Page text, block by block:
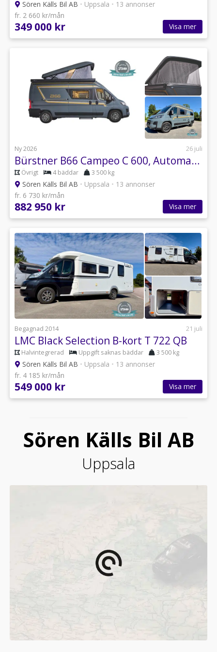
Sören Källs Bil AB • Uppsala • 13 annonser
fr. 2 660 kr/mån
349 000 kr Visa mer
Ny 2026 26 juli
Bürstner B66 Campeo C 600, Automat Pop Up
Övrigt 4 bäddar 3 500 kg
Sören Källs Bil AB • Uppsala • 13 annonser
fr. 6 730 kr/mån
882 950 kr Visa mer
Begagnad 2014 21 juli
LMC Black Selection B-kort T 722 QB
Halvintegrerad Uppgift saknas bäddar 3 500 kg
Sören Källs Bil AB • Uppsala • 13 annonser
fr. 4 185 kr/mån
549 000 kr Visa mer
Sören Källs Bil AB
Uppsala